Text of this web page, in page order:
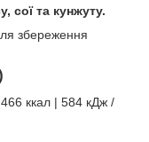
сої та кунжуту.
збереження
ккал | 584 кДж /